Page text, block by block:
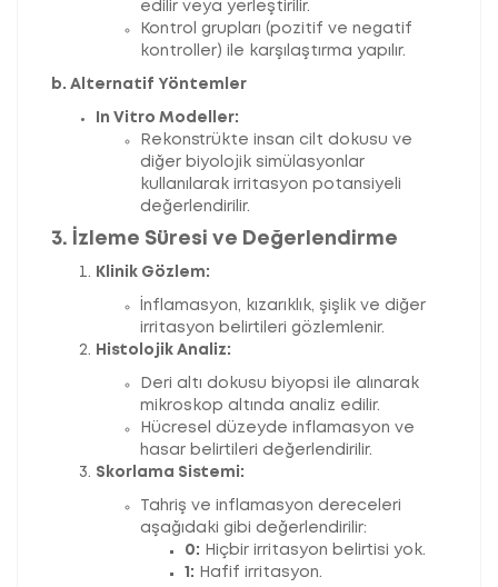
edilir veya yerleştirilir.
Kontrol grupları (pozitif ve negatif
kontroller) ile karşılaştırma yapılır.
b. Alternatif Yöntemler
In Vitro Modeller:
Rekonstrükte insan cilt dokusu ve
diğer biyolojik simülasyonlar
kullanılarak irritasyon potansiyeli
değerlendirilir.
3. İzleme Süresi ve Değerlendirme
Klinik Gözlem:
İnflamasyon, kızarıklık, şişlik ve diğer
irritasyon belirtileri gözlemlenir.
Histolojik Analiz:
Deri altı dokusu biyopsi ile alınarak
mikroskop altında analiz edilir.
Hücresel düzeyde inflamasyon ve
hasar belirtileri değerlendirilir.
Skorlama Sistemi:
Tahriş ve inflamasyon dereceleri
aşağıdaki gibi değerlendirilir:
0: Hiçbir irritasyon belirtisi yok.
1: Hafif irritasyon.